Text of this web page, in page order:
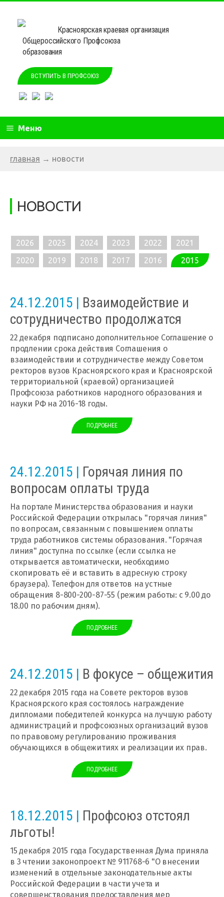
Красноярская краевая организация
Общероссийского Профсоюза
образования
ВСТУПИТЬ В ПРОФСОЮЗ
Меню
главная → новости
НОВОСТИ
2026 2025 2024 2023 2022
2021
2020
2019 2018 2017 2016 2015
24.12.2015 | Взаимодействие и
сотрудничество продолжатся
22 декабря подписано дополнительное Соглашение о
продлении срока действия Соглашения о
взаимодействии и сотрудничестве между Советом
ректоров вузов Красноярского края и Красноярской
территориальной (краевой) организацией
Профсоюза работников народного образования и
науки РФ на 2016-18 годы.
ПОДРОБНЕЕ
24.12.2015 | Горячая линия по
вопросам оплаты труда
На портале Министерства образования и науки
Российской Федерации открылась "горячая линия"
по вопросам, связанным с повышением оплаты
труда работников системы образования. "Горячая
линия" доступна по ссылке (если ссылка не
открывается автоматически, необходимо
скопировать её и вставить в адресную строку
браузера). Телефон для ответов на устные
обращения 8-800-200-87-55 (режим работы: с 9.00 до
18.00 по рабочим дням).
ПОДРОБНЕЕ
24.12.2015 | В фокусе – общежития
22 декабря 2015 года на Совете ректоров вузов
Красноярского края состоялось награждение
дипломами победителей конкурса на лучшую работу
администраций и профсоюзных организаций вузов
по правовому регулированию проживания
обучающихся в общежитиях и реализации их прав.
ПОДРОБНЕЕ
18.12.2015 | Профсоюз отстоял
льготы!
15 декабря 2015 года Государственная Дума приняла
в 3 чтении законопроект № 911768-6 "О внесении
изменений в отдельные законодательные акты
Российской Федерации в части учета и
совершенствования предоставления мер